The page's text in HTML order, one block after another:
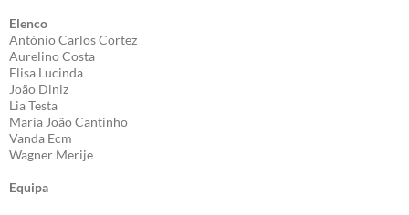
Elenco
António Carlos Cortez
Aurelino Costa
Elisa Lucinda
João Diniz
Lia Testa
Maria João Cantinho
Vanda Ecm
Wagner Merije
Equipa